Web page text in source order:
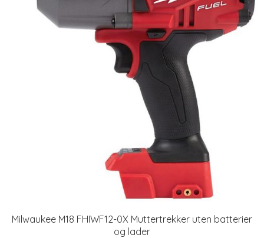
Milwaukee M18 FHIWF12-0X Muttertrekker uten batterier
og lader